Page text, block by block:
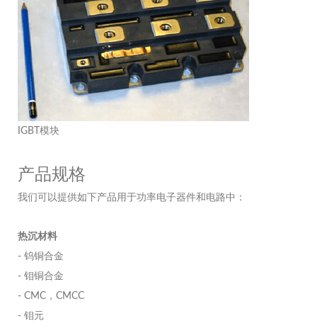
IGBT模块
产品规格
我们可以提供如下产品用于功率电子器件和电路中：
热沉材料
- 钨铜合金
- 钼铜合金
- CMC，CMCC
- 钼元